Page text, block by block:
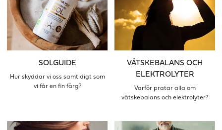
SOLGUIDE
Hur skyddar vi oss samtidigt som
vi får en fin färg?
VÄTSKEBALANS OCH
ELEKTROLYTER
Varför pratar alla om
vätskebalans och elektrolyter?